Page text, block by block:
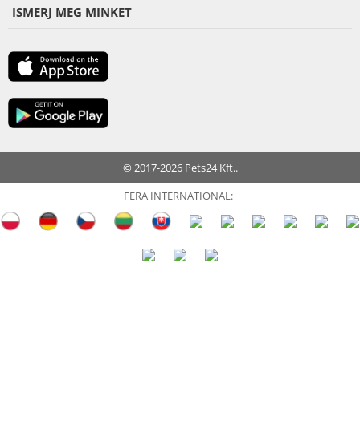
ISMERJ MEG MINKET
© 2017-2026 Pets24 Kft..
FERA INTERNATIONAL: